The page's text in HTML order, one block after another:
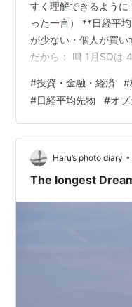
すく理解できるよう
った一言） **日経平
が少ない・個人が買
だから： 🟥 1月SQは
8235円 の順で落ちる
（PER・PBR・EPS）
倍（高い） EPS：
明 値段が高いのに、
#投資・金融・経済 #
#日経平均先物 #オ
Haru’s photo diary •
The longest